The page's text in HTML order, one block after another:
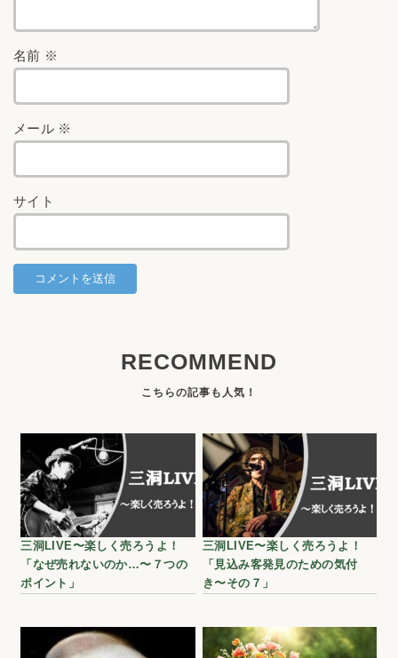
名前 ※
メール ※
サイト
RECOMMEND
三洞LIVE〜楽しく売ろうよ！
「なぜ売れないのか…〜７つの
ポイント」
三洞LIVE〜楽しく売ろうよ！
「見込み客発見のための気付
き〜その７」